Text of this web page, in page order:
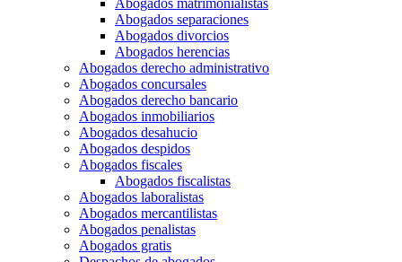
Abogados matrimonialistas
Abogados separaciones
Abogados divorcios
Abogados herencias
Abogados derecho administrativo
Abogados concursales
Abogados derecho bancario
Abogados inmobiliarios
Abogados desahucio
Abogados despidos
Abogados fiscales
Abogados fiscalistas
Abogados laboralistas
Abogados mercantilistas
Abogados penalistas
Abogados gratis